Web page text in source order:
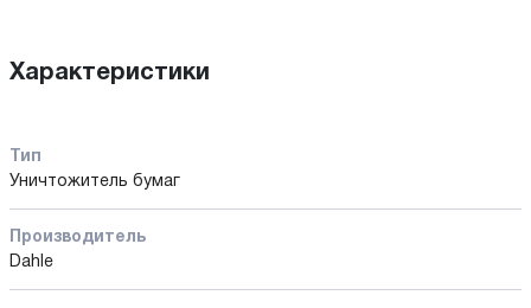
Характеристики
Тип
Уничтожитель бумаг
Производитель
Dahle